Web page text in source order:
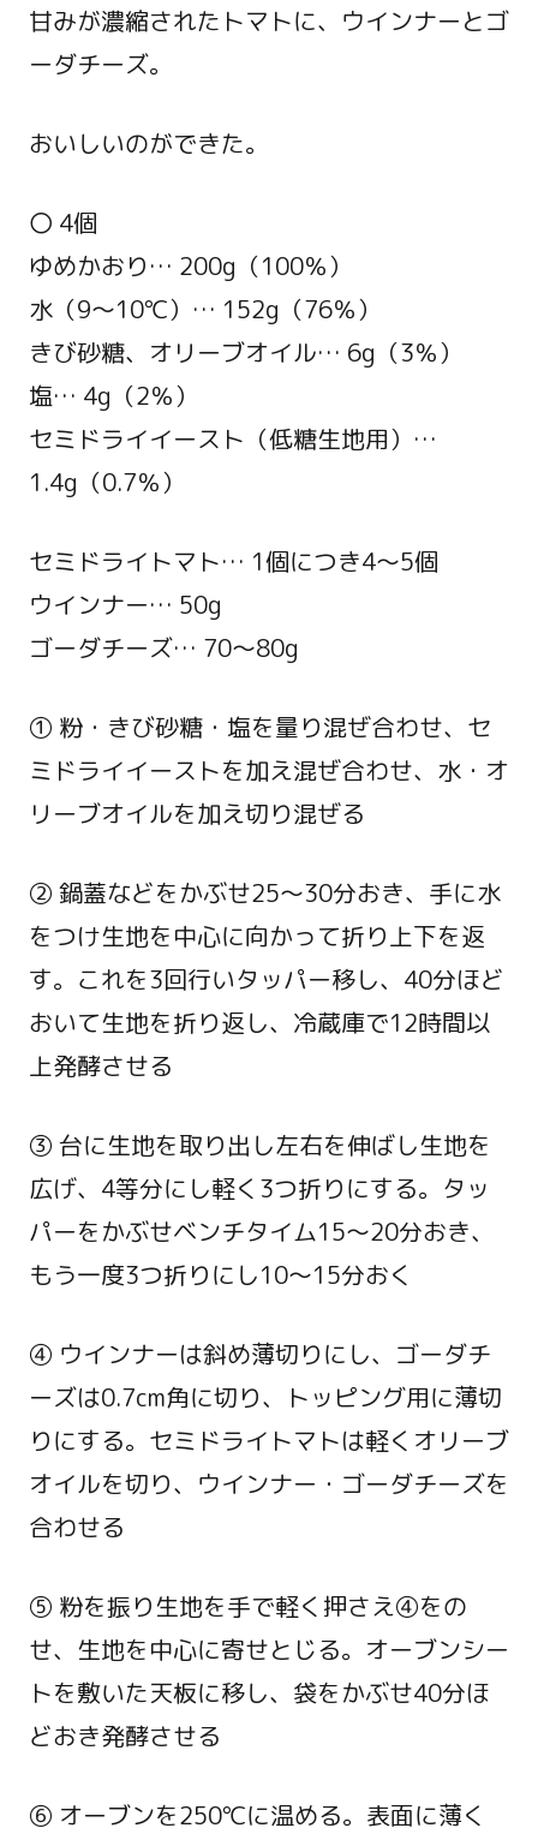
甘みが濃縮されたトマトに、ウインナーとゴ
ーダチーズ。
おいしいのができた。
〇 4個
ゆめかおり… 200g（100％）
水（9～10℃）… 152g（76％）
きび砂糖、オリーブオイル… 6g（3％）
塩… 4g（2％）
セミドライイースト（低糖生地用）…
1.4g（0.7％）
セミドライトマト… 1個につき4～5個
ウインナー… 50g
ゴーダチーズ… 70～80g
① 粉・きび砂糖・塩を量り混ぜ合わせ、セ
ミドライイーストを加え混ぜ合わせ、水・オ
リーブオイルを加え切り混ぜる
② 鍋蓋などをかぶせ25～30分おき、手に水
をつけ生地を中心に向かって折り上下を返
す。これを3回行いタッパー移し、40分ほど
おいて生地を折り返し、冷蔵庫で12時間以
上発酵させる
③ 台に生地を取り出し左右を伸ばし生地を
広げ、4等分にし軽く3つ折りにする。タッ
パーをかぶせベンチタイム15～20分おき、
もう一度3つ折りにし10～15分おく
④ ウインナーは斜め薄切りにし、ゴーダチ
ーズは0.7cm角に切り、トッピング用に薄切
りにする。セミドライトマトは軽くオリーブ
オイルを切り、ウインナー・ゴーダチーズを
合わせる
⑤ 粉を振り生地を手で軽く押さえ④をの
せ、生地を中心に寄せとじる。オーブンシー
トを敷いた天板に移し、袋をかぶせ40分ほ
どおき発酵させる
⑥ オーブンを250℃に温める。表面に薄く